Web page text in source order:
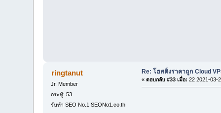
ringtanut
Jr. Member
กระทู้: 53
รับทำ SEO No.1 SEONo1.co.th
Re: โฮสติ้งราคาถูก Cloud
« ตอบกลับ #33 เมื่อ: 22 2021-03-